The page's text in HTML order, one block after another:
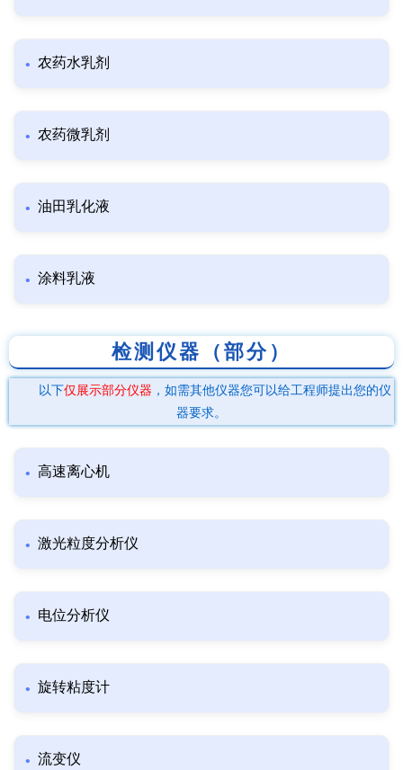
农药水乳剂
农药微乳剂
油田乳化液
涂料乳液
检测仪器（部分）
以下仅展示部分仪器 ，如需其他仪器您可以给工程师提出您的仪
器要求。
高速离心机
激光粒度分析仪
电位分析仪
旋转粘度计
流变仪